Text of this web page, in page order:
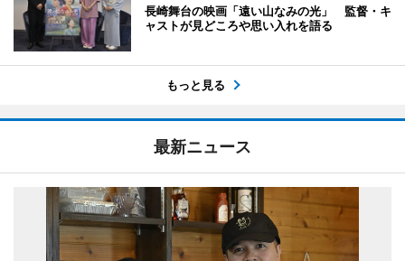
長崎舞台の映画「遠い山なみの光」 監督・キ
ャストが見どころや思い入れを語る
もっと見る
最新ニュース